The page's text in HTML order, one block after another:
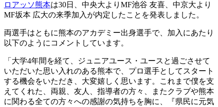
ロアッソ熊本は30日、中央大よりMF池谷 友喜、中京大より
MF坂本 広大の来季加入が内定したことを発表しました。
両選手はともに熊本のアカデミー出身選手で、加入にあたり
以下のようにコメントしています。
「大学4年間を経て、ジュニアユース・ユースと過ごさせて
いただいた思い入れのある熊本で、プロ選手としてスタート
する機会をいただき、大変嬉しく思います。これまで僕を支
えてくれた、両親、友人、指導者の方々、またクラブや熊本
に関わる全ての方々への感謝の気持ちを胸に、『県民に元気